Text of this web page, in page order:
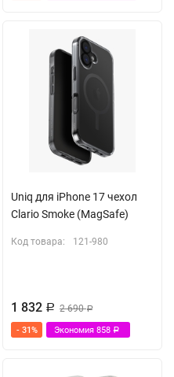
Uniq для iPhone 17 чехол
Clario Smoke (MagSafe)
Код товара: 121-980
1 832 Р 2 690Р
- 31% Экономия 858 Р